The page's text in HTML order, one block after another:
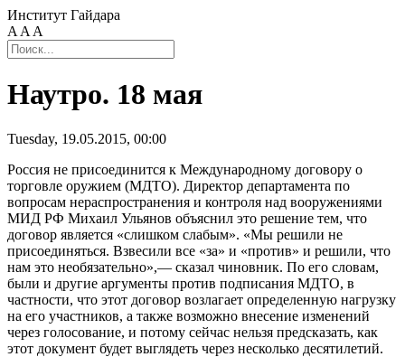
Институт Гайдара
A A A
Наутро. 18 мая
Tuesday, 19.05.2015, 00:00
Россия не присоединится к Международному договору о
торговле оружием (МДТО). Директор департамента по
вопросам нераспространения и контроля над вооружениями
МИД РФ Михаил Ульянов объяснил это решение тем, что
договор является «слишком слабым». «Мы решили не
присоединяться. Взвесили все «за» и «против» и решили, что
нам это необязательно»,— сказал чиновник. По его словам,
были и другие аргументы против подписания МДТО, в
частности, что этот договор возлагает определенную нагрузку
на его участников, а также возможно внесение изменений
через голосование, и потому сейчас нельзя предсказать, как
этот документ будет выглядеть через несколько десятилетий.